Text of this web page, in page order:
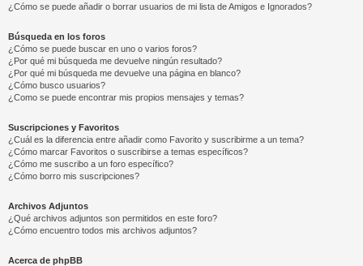
¿Cómo se puede añadir o borrar usuarios de mi lista de Amigos e Ignorados?
Búsqueda en los foros
¿Cómo se puede buscar en uno o varios foros?
¿Por qué mi búsqueda me devuelve ningún resultado?
¿Por qué mi búsqueda me devuelve una página en blanco?
¿Cómo busco usuarios?
¿Como se puede encontrar mis propios mensajes y temas?
Suscripciones y Favoritos
¿Cuál es la diferencia entre añadir como Favorito y suscribirme a un tema?
¿Cómo marcar Favoritos o suscribirse a temas específicos?
¿Cómo me suscribo a un foro específico?
¿Cómo borro mis suscripciones?
Archivos Adjuntos
¿Qué archivos adjuntos son permitidos en este foro?
¿Cómo encuentro todos mis archivos adjuntos?
Acerca de phpBB